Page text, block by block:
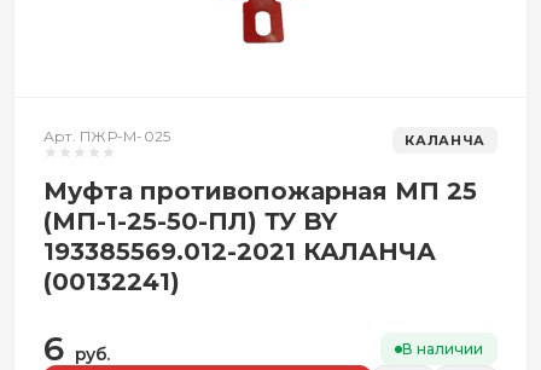
Арт. ПЖР-М-025 КАЛАНЧА
Муфта противопожарная МП 25
(МП-1-25-50-ПЛ) ТУ BY
193385569.012-2021 КАЛАНЧА
(00132241)
6 руб. В наличии